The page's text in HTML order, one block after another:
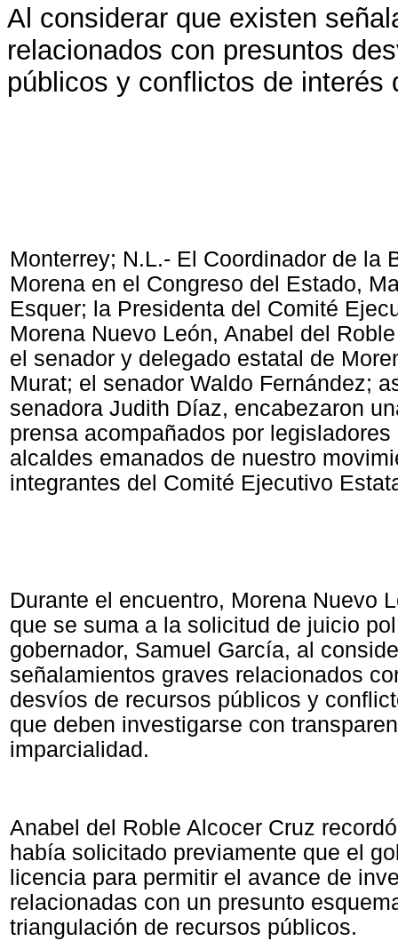
Al considerar que existen
relacionados con presuntos
públicos y conflictos de
Monterrey; N.L.- El Coordinador de la
Morena en el Congreso del Estado,
Esquer; la Presidenta del Comité
Morena Nuevo León, Anabel del
el senador y delegado estatal de
Murat; el senador Waldo Fernández;
senadora Judith Díaz, encabezaron
prensa acompañados por legisladores
alcaldes emanados de nuestro
integrantes del Comité Ejecutivo
Durante el encuentro, Morena Nuevo
que se suma a la solicitud de juicio
gobernador, Samuel García, al
señalamientos graves relacionados
desvíos de recursos públicos y
que deben investigarse con
imparcialidad.
Anabel del Roble Alcocer Cruz
había solicitado previamente que el
licencia para permitir el avance de
relacionadas con un presunto
triangulación de recursos públicos.